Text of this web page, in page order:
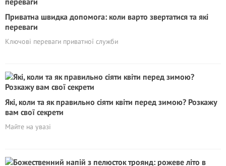
Приватна швидка допомога: коли варто звертатися та які
переваги
Ключові переваги приватної служби
Які, коли та як правильно сіяти квіти перед зимою? Розкажу
вам свої секрети
Майте на увазі